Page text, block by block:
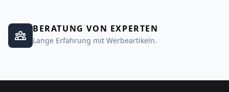
BERATUNG VON EXPERTEN
Lange Erfahrung mit Werbeartikeln.